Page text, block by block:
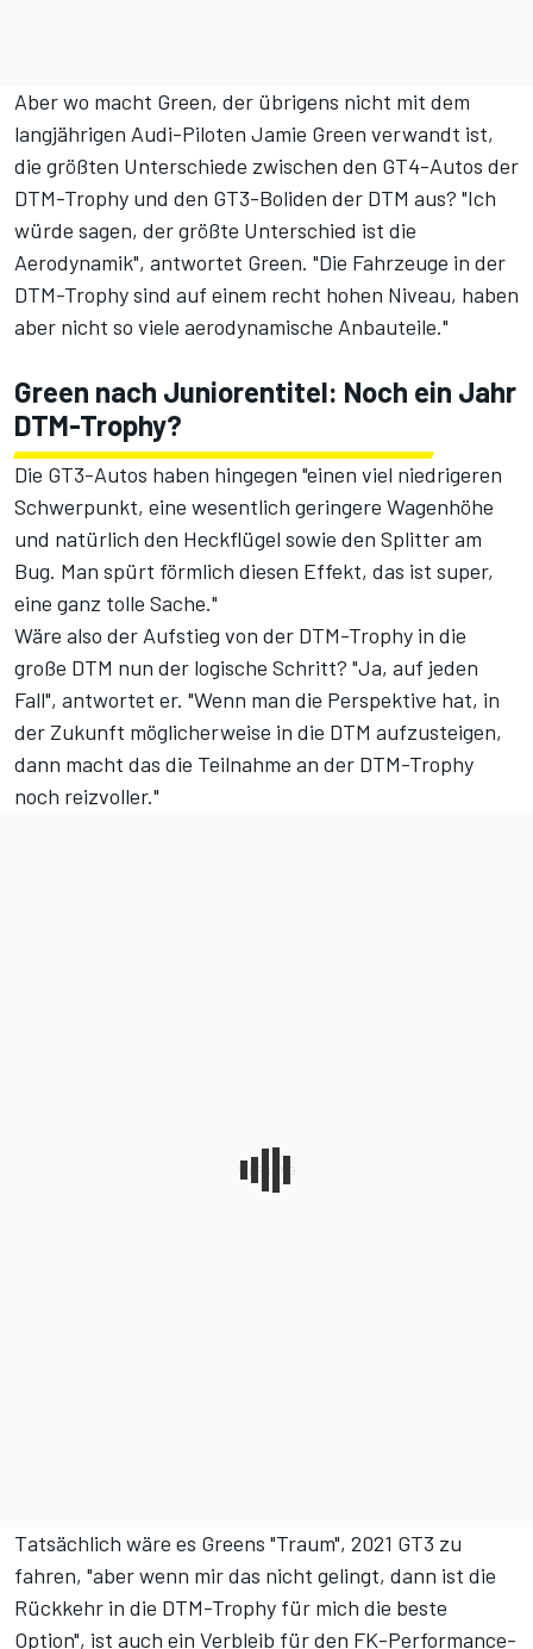
Aber wo macht Green, der übrigens nicht mit dem
langjährigen Audi-Piloten Jamie Green verwandt ist,
die größten Unterschiede zwischen den GT4-Autos der
DTM-Trophy und den GT3-Boliden der DTM aus? "Ich
würde sagen, der größte Unterschied ist die
Aerodynamik", antwortet Green. "Die Fahrzeuge in der
DTM-Trophy sind auf einem recht hohen Niveau, haben
aber nicht so viele aerodynamische Anbauteile."
Green nach Juniorentitel: Noch ein Jahr
DTM-Trophy?
Die GT3-Autos haben hingegen "einen viel niedrigeren
Schwerpunkt, eine wesentlich geringere Wagenhöhe
und natürlich den Heckflügel sowie den Splitter am
Bug. Man spürt förmlich diesen Effekt, das ist super,
eine ganz tolle Sache."
Wäre also der Aufstieg von der DTM-Trophy in die
große DTM nun der logische Schritt? "Ja, auf jeden
Fall", antwortet er. "Wenn man die Perspektive hat, in
der Zukunft möglicherweise in die DTM aufzusteigen,
dann macht das die Teilnahme an der DTM-Trophy
noch reizvoller."
Tatsächlich wäre es Greens "Traum", 2021 GT3 zu
fahren, "aber wenn mir das nicht gelingt, dann ist die
Rückkehr in die DTM-Trophy für mich die beste
Option", ist auch ein Verbleib für den FK-Performance-